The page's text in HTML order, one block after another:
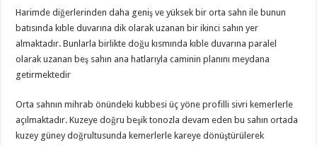
Harimde diğerlerinden daha geniş ve yüksek bir orta sahn ile bunun
batısında kıble duvarına dik olarak uzanan bir ikinci sahın yer
almaktadır. Bunlarla birlikte doğu kısmında kıble duvarına paralel
olarak uzanan beş sahın ana hatlarıyla caminin planını meydana
getirmektedir
Orta sahnın mihrab önündeki kubbesi üç yöne profilli sivri kemerlerle
açılmaktadır. Kuzeye doğru beşik tonozla devam eden bu sahın ortada
kuzey güney doğrultusunda kemerlerle kareye dönüştürülerek